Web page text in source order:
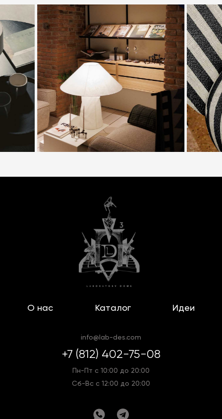
О нас Каталог Идеи
info@lab-des.com
+7 (812) 402-75-08
Пн-Пт с 10:00 до 20:00
Сб-Вс с 12:00 до 20:00